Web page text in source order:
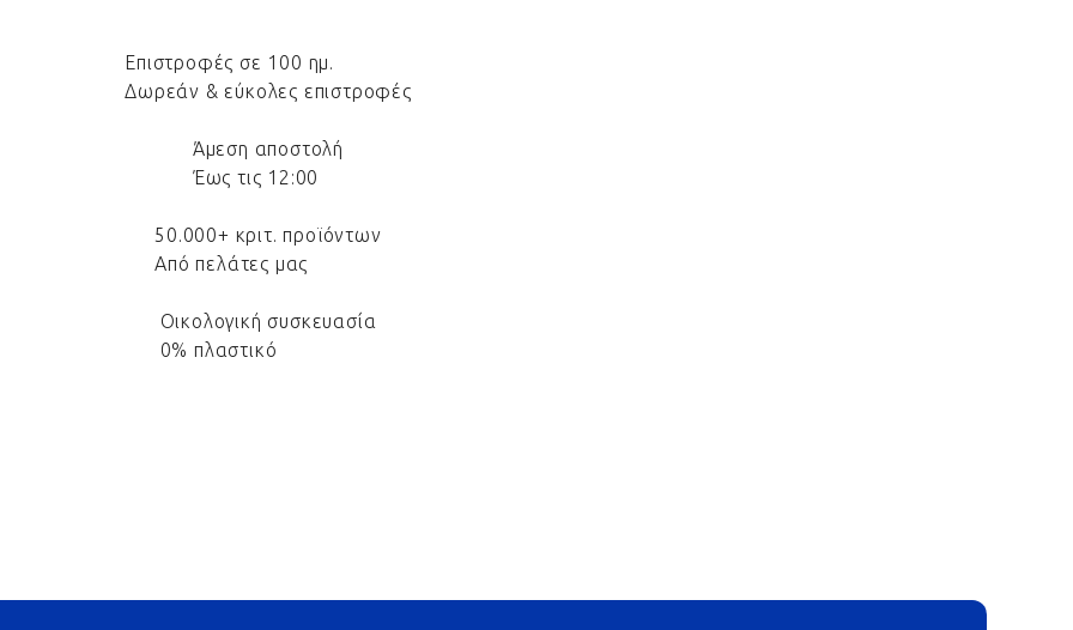
Επιστροφές σε 100 ημ.
Δωρεάν & εύκολες επιστροφές
Άμεση αποστολή
Έως τις 12:00
50.000+ κριτ. προϊόντων
Από πελάτες μας
Οικολογική συσκευασία
0% πλαστικό